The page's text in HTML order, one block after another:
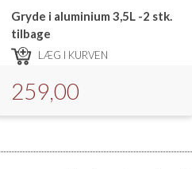
Gryde i aluminium 3,5L -2 stk.
tilbage
LÆG I KURVEN
259,00